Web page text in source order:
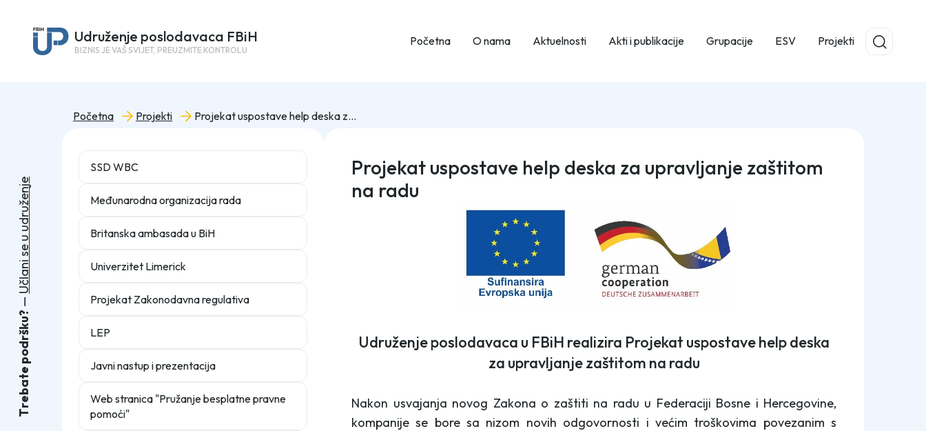
Udruženje poslodavaca FBiH
BIZNIS JE VAŠ SVIJET, PREUZMITE KONTROLU
Početna O nama Aktuelnosti Akti i publikacije Grupacije ESV Projekti
Početna Projekti Projekat uspostave help deska za upravljanje zaštitom na radu
SSD WBC
Međunarodna organizacija rada
Britanska ambasada u BiH
Univerzitet Limerick
Projekat Zakonodavna regulativa
LEP
Javni nastup i prezentacija
Web stranica "Pružanje besplatne pravne
pomoći"
Projekat uspostave help deska za upravljanje zaštitom
na radu
Udruženje poslodavaca u FBiH realizira Projekat uspostave help deska
za upravljanje zaštitom na radu
Nakon usvajanja novog Zakona o zaštiti na radu u Federaciji Bosne i Hercegovine,
kompanije se bore sa nizom novih odgovornosti i većim troškovima povezanim s
T
r
e
b
a
t
e
p
o
d
r
š
k
u
?
U
č
l
a
n
i
s
e
u
u
d
r
u
ž
e
n
j
e